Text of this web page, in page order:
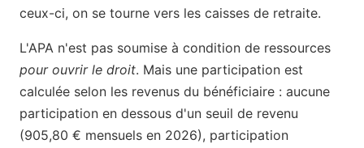
ceux-ci, on se tourne vers les caisses de retraite.
L'APA n'est pas soumise à condition de ressources
pour ouvrir le droit. Mais une participation est
calculée selon les revenus du bénéficiaire : aucune
participation en dessous d'un seuil de revenu
(905,80 € mensuels en 2026), participation